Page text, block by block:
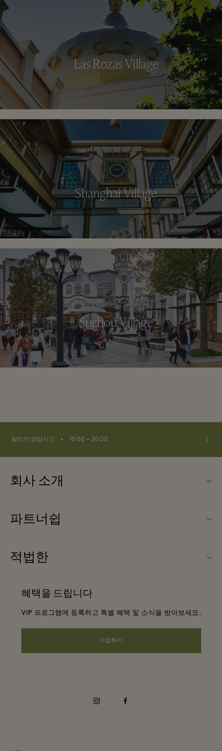
MADRID
Las Rozas Village
SHANGHAI
Shanghai Village
SUZHOU
Suzhou Village
빌리지 영업시간 ⬩ 10:00 – 20:00
회사 소개
연락처
커리어
앱 다운로드
파트너쉽
단체 예약
적법한
프리빌리지 약관
혜택을 드립니다
VIP 프로그램에 등록하고 특별 혜택 및 소식을 받아보세요.
가입하기
instagramfacebook